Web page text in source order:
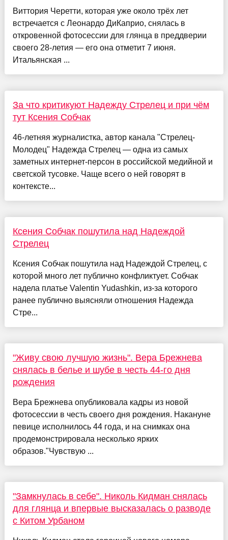
Виттория Черетти, которая уже около трёх лет
встречается с Леонардо ДиКаприо, снялась в
откровенной фотосессии для глянца в преддверии
своего 28-летия — его она отметит 7 июня.
Итальянская ...
За что критикуют Надежду Стрелец и при чём
тут Ксения Собчак
46-летняя журналистка, автор канала "Стрелец-
Молодец" Надежда Стрелец — одна из самых
заметных интернет-персон в российской медийной и
светской тусовке. Чаще всего о ней говорят в
контексте...
Ксения Собчак пошутила над Надеждой
Стрелец
Ксения Собчак пошутила над Надеждой Стрелец, с
которой много лет публично конфликтует. Собчак
надела платье Valentin Yudashkin, из-за которого
ранее публично выясняли отношения Надежда
Стре...
"Живу свою лучшую жизнь". Вера Брежнева
снялась в белье и шубе в честь 44-го дня
рождения
Вера Брежнева опубликовала кадры из новой
фотосессии в честь своего дня рождения. Накануне
певице исполнилось 44 года, и на снимках она
продемонстрировала несколько ярких
образов."Чувствую ...
"Замкнулась в себе". Николь Кидман снялась
для глянца и впервые высказалась о разводе
с Китом Урбаном